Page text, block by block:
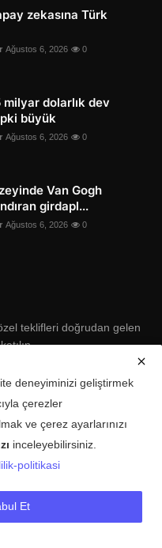
zekasına Türk
Ağustos 6, 2026 0
milyar dolarlık dev
büyük
Ağustos 6, 2026 0
Van Gogh
girdapl...
Ağustos 6, 2026 0
teklifleri doğrudan gelen
Subscribe
Hakları Saklıdır.
Politikası İletişim
deneyiminizi geliştirmek
çerezler
ve çerez ayarlarınızı
inceleyebilirsiniz.
politikasi
Et